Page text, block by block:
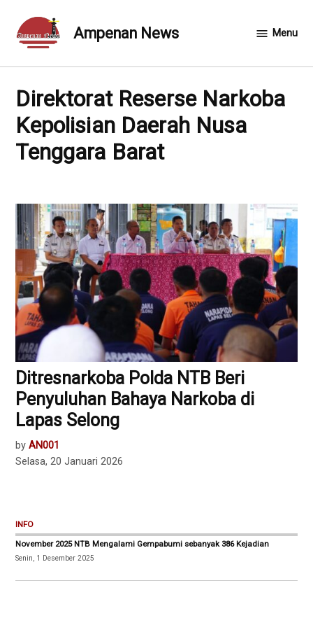
content
Ampenan News Menu
Direktorat Reserse Narkoba
Kepolisian Daerah Nusa
Tenggara Barat
Ditresnarkoba Polda NTB Beri
Penyuluhan Bahaya Narkoba di
Lapas Selong
by AN001
Selasa, 20 Januari 2026
INFO
November 2025 NTB Mengalami Gempabumi sebanyak 386 Kejadian
Senin, 1 Desember 2025